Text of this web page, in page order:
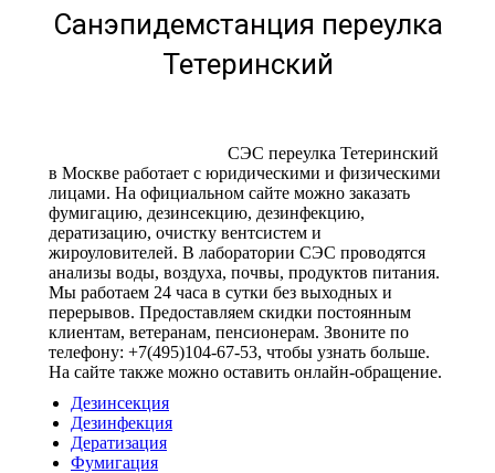
Санэпидемстанция переулка
Тетеринский
СЭС переулка Тетеринский
в Москве работает с юридическими и физическими
лицами. На официальном сайте можно заказать
фумигацию, дезинсекцию, дезинфекцию,
дератизацию, очистку вентсистем и
жироуловителей. В лаборатории СЭС проводятся
анализы воды, воздуха, почвы, продуктов питания.
Мы работаем 24 часа в сутки без выходных и
перерывов. Предоставляем скидки постоянным
клиентам, ветеранам, пенсионерам. Звоните по
телефону: +7(495)104-67-53, чтобы узнать больше.
На сайте также можно оставить онлайн-обращение.
Дезинсекция
Дезинфекция
Дератизация
Фумигация